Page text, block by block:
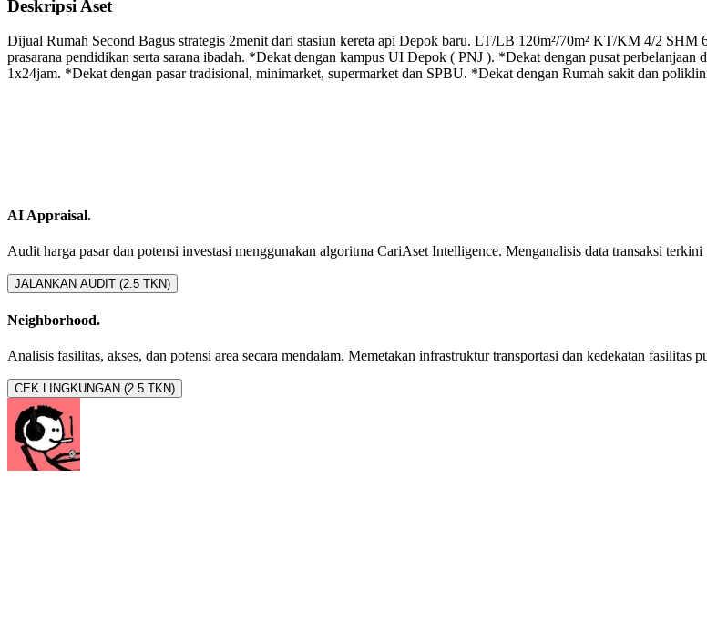
Deskripsi Aset
Dijual Rumah Second Bagus strategis 2menit dari stasiun kereta api Depok baru. LT/LB 120m²/70m² KT/KM 4/2
prasarana pendidikan serta sarana ibadah. *Dekat dengan kampus UI Depok ( PNJ ). *Dekat dengan pusat
1x24jam. *Dekat dengan pasar tradisional, minimarket, supermarket dan SPBU. *Dekat dengan Rumah sakit dan
AI Appraisal.
Audit harga pasar dan potensi investasi menggunakan algoritma CariAset Intelligence. Menganalisis data transaksi
JALANKAN AUDIT (2.5 TKN)
Neighborhood.
Analisis fasilitas, akses, dan potensi area secara mendalam. Memetakan infrastruktur transportasi dan kedekatan fasilitas
CEK LINGKUNGAN (2.5 TKN)